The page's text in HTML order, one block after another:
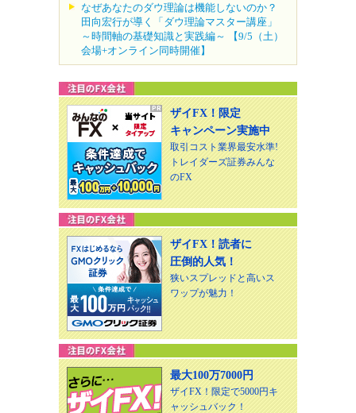
なぜあなたのダウ理論は機能しないのか？
田向宏行が導く「ダウ理論マスター講座」
～時間軸の基礎知識と実践編～ 【9/5（土）
会場+オンライン同時開催】
ザイFX！限定
キャンペーン実施中
取引コスト業界最安水準!
トレイダーズ証券みんな
のFX
ザイFX！読者に
圧倒的人気！
狭いスプレッドと高いス
ワップが魅力！
最大100万7000円
ザイFX！限定で5000円キ
ャッシュバック！